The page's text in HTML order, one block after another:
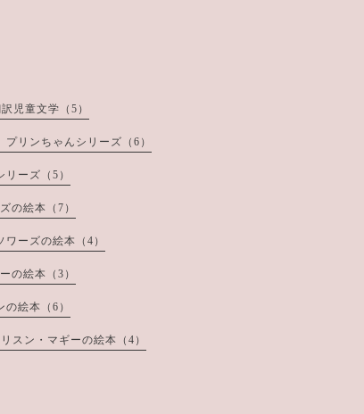
児童文学（5）
プリンちゃんシリーズ（6）
ーズ（5）
の絵本（7）
ワーズの絵本（4）
の絵本（3）
絵本（6）
スン・マギーの絵本（4）